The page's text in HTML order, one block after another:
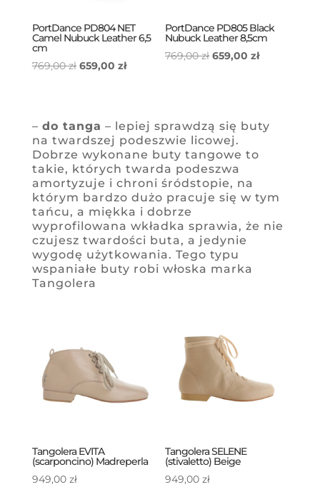
PortDance PD804 NET
Camel Nubuck Leather 6,5
cm
769,00zł Pierwotna
659,00 złAktualna
PortDance PD805 Black
Nubuck Leather 8,5cm
769,00zł Pierwotna
659,00złAktualna
– do tanga – lepiej sprawdzą się buty
na twardszej podeszwie licowej.
Dobrze wykonane buty tangowe to
takie, których twarda podeszwa
amortyzuje i chroni śródstopie, na
którym bardzo dużo pracuje się w tym
tańcu, a miękka i dobrze
wyprofilowana wkładka sprawia, że nie
czujesz twardości buta, a jedynie
wygodę użytkowania. Tego typu
wspaniałe buty robi włoska marka
Tangolera
Tangolera EVITA
(scarponcino) Madreperla
949,00 zł
Tangolera SELENE
(stivaletto) Beige
949,00zł